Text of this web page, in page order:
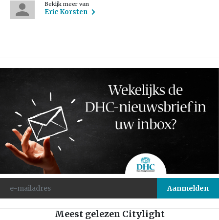
Bekijk meer van
Eric Korsten
Meest gelezen Citylight